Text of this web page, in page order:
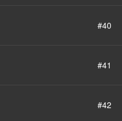
#40
#41
#42